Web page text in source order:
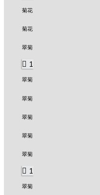
菊花
菊花
翠菊
1
翠菊
翠菊
翠菊
翠菊
翠菊
1
翠菊